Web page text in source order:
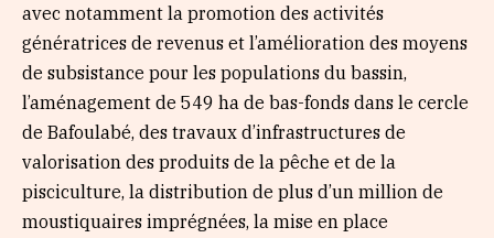
avec notamment la promotion des activités
génératrices de revenus et l’amélioration des moyens
de subsistance pour les populations du bassin,
l’aménagement de 549 ha de bas-fonds dans le cercle
de Bafoulabé, des travaux d’infrastructures de
valorisation des produits de la pêche et de la
pisciculture, la distribution de plus d’un million de
moustiquaires imprégnées, la mise en place